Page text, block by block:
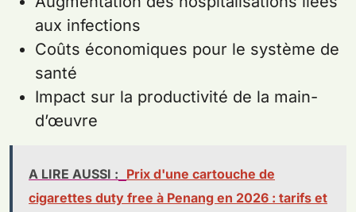
aux infections
Coûts économiques pour le système de
santé
Impact sur la productivité de la main-
d’œuvre
A LIRE AUSSI : Prix d'une cartouche de
cigarettes duty free à Penang en 2026 : tarifs et